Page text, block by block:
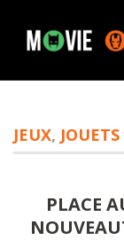
JEUX, JOUETS
PLACE